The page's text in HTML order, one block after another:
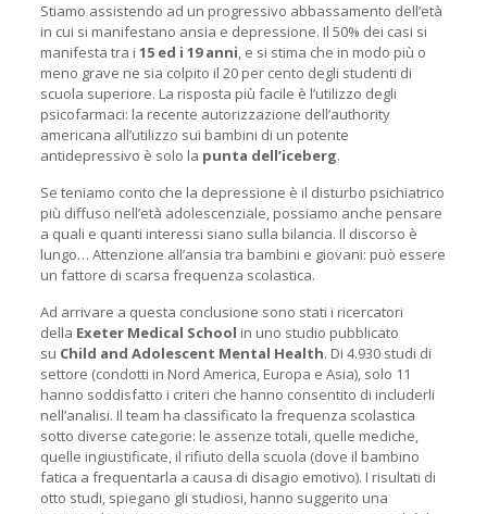
Stiamo assistendo ad un progressivo abbassamento dell’età
in cui si manifestano ansia e depressione. Il 50% dei casi si
manifesta tra i 15 ed i 19 anni, e si stima che in modo più o
meno grave ne sia colpito il 20 per cento degli studenti di
scuola superiore. La risposta più facile è l’utilizzo degli
psicofarmaci: la recente autorizzazione dell’authority
americana all’utilizzo sui bambini di un potente
antidepressivo è solo la punta dell’iceberg.
Se teniamo conto che la depressione è il disturbo psichiatrico
più diffuso nell’età adolescenziale, possiamo anche pensare
a quali e quanti interessi siano sulla bilancia. Il discorso è
lungo… Attenzione all’ansia tra bambini e giovani: può essere
un fattore di scarsa frequenza scolastica.
Ad arrivare a questa conclusione sono stati i ricercatori
della Exeter Medical School in uno studio pubblicato
su Child and Adolescent Mental Health. Di 4.930 studi di
settore (condotti in Nord America, Europa e Asia), solo 11
hanno soddisfatto i criteri che hanno consentito di includerli
nell’analisi. Il team ha classificato la frequenza scolastica
sotto diverse categorie: le assenze totali, quelle mediche,
quelle ingiustificate, il rifiuto della scuola (dove il bambino
fatica a frequentarla a causa di disagio emotivo). I risultati di
otto studi, spiegano gli studiosi, hanno suggerito una